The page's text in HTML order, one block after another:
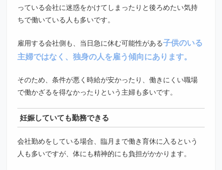
っている会社に迷惑をかけてしまったりと後ろめたい気持
ちで働いている人も多いです。
雇用する会社側も、当日急に休む可能性がある子供のいる
主婦ではなく、独身の人を雇う傾向にあります。
そのため、条件が悪く時給が安かったり、働きにくい職場
で働かざるを得なかったりという主婦も多いです。
妊娠していても勤務できる
会社勤めをしている場合、臨月まで働き育休に入るという
人も多いですが、体にも精神的にも負担がかかります。